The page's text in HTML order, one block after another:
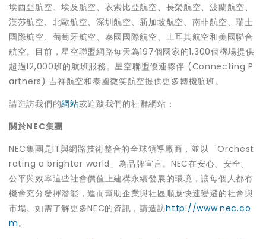
埃西亞航空、埃及航空、衣索比亞航空、長榮航空、波蘭航空、
漢莎航空、北歐航空、深圳航空、新加坡航空、南非航空、瑞士
國際航空、葡萄牙航空、泰國國際航空、土耳其航空和美國聯合
航空。目前，星空聯盟網路每天為197個國家的1,300個機場提供
超過12,000班的航班服務。星空聯盟優連夥伴 (Connecting P
artners) 吉祥航空和泰國微笑航空提供更多轉機航班。
請造訪我們的網站或追蹤我們的社群網站：
關於NEC集團
NEC集團是IT與網路技術整合的全球領導廠商，並以「Orchest
rating a brighter world」為品牌宣言。NEC在安心、安全、
公平與效率這些社會價值上建構永續發展的環境，讓每個人都有
機會充分發揮潛能，進而幫助企業與社區順應快速變遷的社會與
市場。如需了解更多NEC的資訊，請造訪http://www.nec.co
m。